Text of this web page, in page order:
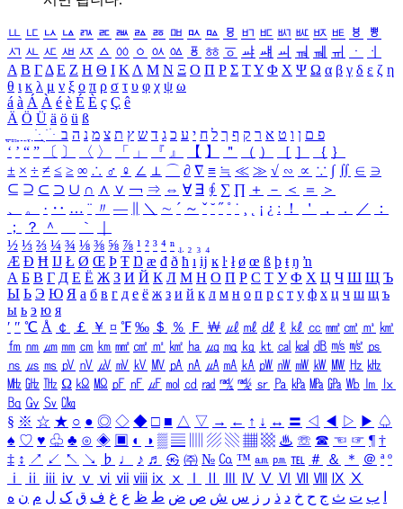
ㅥ ㅦ ㅧ ㅨ ㅩ ㅪ ㅫ ㅬ ㅭ ㅮ ㅯ ㅰ ㅱ ㅲ ㅳ ㅴ ㅵ ㅶ ㅷ ㅸ
ㅹ
ㅺ ㅻ ㅼ ㅽ ㅾ ㅿ ㆀ ㆁ ㆂ ㆃ ㆄ ㆅ ㆆ ㆇ ㆈ ㆉ ㆊ ㆋ ㆌ ㆍ
ㆎ
Α Β ΓΔ Ε Ζ Η Θ Ι ΚΛ Μ Ν Ξ Ο Π Ρ Σ ΤΥ Φ Χ Ψ Ω α β γ δ ε ζ η
θ ι κ λ μ ν ξ ο π ρ σ τ υ φ χ ψ ω
á à Á À é è É È ç Ç ê
Ä Ö Ü ä ö ü ß
ִֶֹ ֻּ ׁׂ פ ם ן ו ט א ר ק ף ך ל ח י ע כ ג ד ש ץ ת צ מ נ ה ב
‘ ’ “ ” 〔 〕 〈 〉 「 」 『 』 【 】 ＂ （ ） ［ ］ ｛ ｝
± × ÷ ≠ ≤ ≥ ∞ ∴ ♂ ♀ ∠ ⊥ ⌒ ∂ ∇ ≡ ≒ ≪ ≫ √ ∽ ∝ ∵ ∫ ∬ ∈ ∋
⊆ ⊇ ⊂ ⊃ ∪ ∩ ∧ ∨ ￢ ⇒ ⇔ ∀ ∃ ∮ ∑ ∏ ＋ － ＜ ＝
＞
、
。 · ‥ … ¨ 〃 ― ＼ ∼ ´ ～ ˇ ˘ ˝ ˚ ˙ ¸ ¡ ¿ ː ！ ＇ ， ． ／
：
；
？ ＾ ｀
½ ⅓ ⅔ ¼ ¾ ⅛ ⅜ ⅝ ⅞ ¹ ² ³ ⁴ ⁿ ₁ ₂ ₃ ₄
Æ Ð Ħ Ĳ Ł Ø Œ Þ Ŧ Ŋ æ đ ð ħ ı ĳ ĸ ŀ ł ø œ ß þ ŧ ŋ ŉ
А Б В Г Д Е Ё Ж З И Й К Л М Н О П Р С Т У Ф Х Ц Ч Ш Щ Ъ
Ы Ь Э Ю Я а б в г д е ё ж з и й к л м н о п р с т у ф х ц ч ш щ ъ
ы ь э ю я
′ ″ ℃ Å ￠ ￡ ￥ ¤ ℉ ‰ ＄ ％ Ｆ ￦ ㎕ ㎖ ㎗ ℓ ㎘ ㏄ ㎣ ㎤ ㎥ ㎦
㎙ ㎚ ㎛ ㎜ ㎝ ㎞ ㎟ ㎠ ㎡ ㎢ ㏊ ㎍ ㎎ ㎏ ㏏ ㎈ ㎉ ㏈ ㎧ ㎨ ㎰
㎱ ㎲ ㎳ ㎴ ㎵ ㎶ ㎷ ㎸ ㎹ ㎀ ㎁ ㎂ ㎃ ㎄ ㎺ ㎻ ㎽ ㎾ ㎿ ㎐ ㎑
㎒ ㎓ ㎔ Ω ㏀ ㏁ ㎊ ㎋ ㎌ ㏖ ㏅ ㎭ ㎮ ㎯ ㏛ ㎩ ㎪ ㎫ ㎬ ㏝ ㏐
㏓
㏃ ㏉ ㏜ ㏆
§ ※ ☆ ★ ○ ● ◎ ◇ ◆ □ ■ △ ▽ → ← ↑ ↓ ↔ 〓 ◁ ◀ ▷ ▶ ♤
♠ ♡ ♥ ♧ ♣ ⊙ ◈ ▣ ◐ ◑ ▒ ▤ ▨ ▧ ▦ ▩ ♨ ☏ ☎ ☜ ☞ ¶ †
‡ ↕ ↗ ↙ ↖ ↘ ♭ ♩ ♪ ♬ ㉿ ㈜ № ㏇ ™ ㏂ ㏘ ℡ ＃ ＆ ＊ ＠ ª º
ⅰ
ⅱ ⅲ ⅳ ⅴ ⅵ ⅶ ⅷ ⅸ ⅹ Ⅳ Ⅴ Ⅵ Ⅶ Ⅷ Ⅸ Ⅹ
ب ت ث ج ح خ د ذ ر ز س ش ص ض ط ظ ع غ ف ق ک ل م ن ه